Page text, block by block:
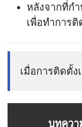
หลังจากที่ก
เพื่อทำการติ
เมื่อการติดตั้ง
บทควา